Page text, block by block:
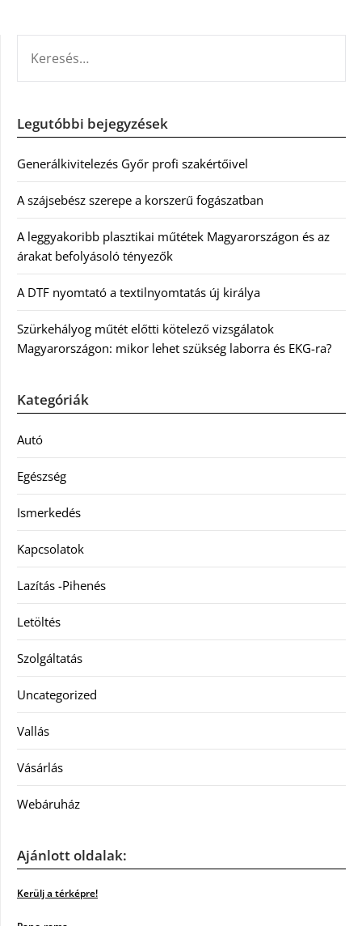
Legutóbbi bejegyzések
Generálkivitelezés Győr profi szakértőivel
A szájsebész szerepe a korszerű fogászatban
A leggyakoribb plasztikai műtétek Magyarországon és az
árakat befolyásoló tényezők
A DTF nyomtató a textilnyomtatás új királya
Szürkehályog műtét előtti kötelező vizsgálatok
Magyarországon: mikor lehet szükség laborra és EKG-ra?
Kategóriák
Autó
Egészség
Ismerkedés
Kapcsolatok
Lazítás -Pihenés
Letöltés
Szolgáltatás
Uncategorized
Vallás
Vásárlás
Webáruház
Ajánlott oldalak:
Kerülj a térképre!